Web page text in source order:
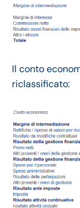
Il conto
riclassificato: